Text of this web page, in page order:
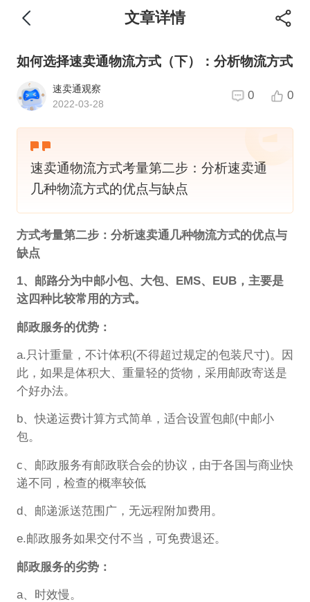
文章详情
如何选择速卖通物流方式（下）：分析物流方式
速卖通观察
2022-03-28
0 0
速卖通物流方式考量第二步：分析速卖通
几种物流方式的优点与缺点
方式考量第二步：分析速卖通几种物流方式的优点与
缺点
1、邮路分为中邮小包、大包、EMS、EUB，主要是
这四种比较常用的方式。
邮政服务的优势：
a.只计重量，不计体积(不得超过规定的包装尺寸)。因
此，如果是体积大、重量轻的货物，采用邮政寄送是
个好办法。
b、快递运费计算方式简单，适合设置包邮(中邮小
包。
c、邮政服务有邮政联合会的协议，由于各国与商业快
递不同，检查的概率较低
d、邮递派送范围广，无远程附加费用。
e.邮政服务如果交付不当，可免费退还。
邮政服务的劣势：
a、时效慢。